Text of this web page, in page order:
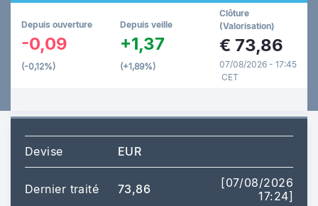
Depuis ouverture
-0,09
(-0,12%)
Depuis veille
+1,37
(+1,89%)
Clôture
(Valorisation)
€ 73,86
07/08/2026 - 17:45
CET
Devise EUR
Dernier traité 73,86
[07/08/2026
17:24]